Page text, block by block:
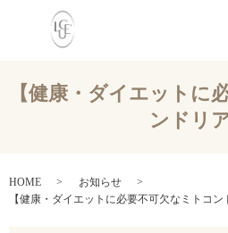
【健康・ダイエットに
ンドリア
HOME
お知らせ
【健康・ダイエットに必要不可欠なミトコン